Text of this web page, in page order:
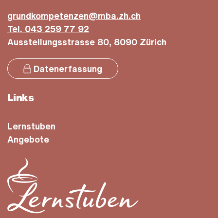
Gleis 5
Bahnhofstrasse 6
8302 Kloten
Auf Google Maps anzeigen
Lernstube Affoltern
Zentrum ELCH CeCe-Areal
Wehntalerstrasse 634
8046 Zürich
grundkompetenzen@mba.zh.ch
Tel. 043 259 77 92
Ausstellungsstrasse 80, 8090 Zürich
Datenerfassung
Links
Lernstuben
Angebote